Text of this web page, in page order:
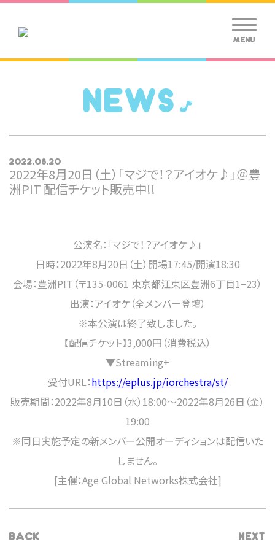
MENU
NEWS
2022.08.20
2022年8月20日（土）「マジで！？アイオケ♪」＠豊
洲PIT 配信チケット販売中!!
公演名：「マジで！？アイオケ♪」
日時：2022年8月20日（土）開場17:45/開演18:30
会場：豊洲PIT（〒135-0061 東京都江東区豊洲6丁目1−23）
出演：アイオケ（全メンバー登壇）
※本公演は終了致しました。
【配信チケット】3,000円（消費税込）
▼Streaming+
受付URL：https://eplus.jp/iorchestra/st/
販売期間：2022年8月10日（水）18:00〜2022年8月26日（金）
19:00
※同日実施予定の新メンバー公開オーディションは配信いた
しません。
[主催：Age Global Networks株式会社]
BACK NEXT